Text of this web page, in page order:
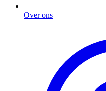
Over ons